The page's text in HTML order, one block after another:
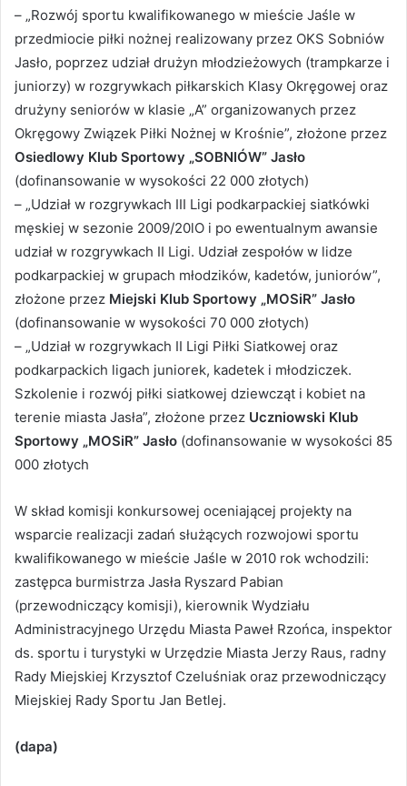
– „Rozwój sportu kwalifikowanego w mieście Jaśle w
przedmiocie piłki nożnej realizowany przez OKS Sobniów
Jasło, poprzez udział drużyn młodzieżowych (trampkarze i
juniorzy) w rozgrywkach piłkarskich Klasy Okręgowej oraz
drużyny seniorów w klasie „A” organizowanych przez
Okręgowy Związek Piłki Nożnej w Krośnie”, złożone przez
Osiedlowy Klub Sportowy „SOBNIÓW” Jasło
(dofinansowanie w wysokości 22 000 złotych)
– „Udział w rozgrywkach III Ligi podkarpackiej siatkówki
męskiej w sezonie 2009/20lO i po ewentualnym awansie
udział w rozgrywkach II Ligi. Udział zespołów w lidze
podkarpackiej w grupach młodzików, kadetów, juniorów”,
złożone przez Miejski Klub Sportowy „MOSiR” Jasło
(dofinansowanie w wysokości 70 000 złotych)
– „Udział w rozgrywkach II Ligi Piłki Siatkowej oraz
podkarpackich ligach juniorek, kadetek i młodziczek.
Szkolenie i rozwój piłki siatkowej dziewcząt i kobiet na
terenie miasta Jasła”, złożone przez Uczniowski Klub
Sportowy „MOSiR” Jasło (dofinansowanie w wysokości 85
000 złotych
W skład komisji konkursowej oceniającej projekty na
wsparcie realizacji zadań służących rozwojowi sportu
kwalifikowanego w mieście Jaśle w 2010 rok wchodzili:
zastępca burmistrza Jasła Ryszard Pabian
(przewodniczący komisji), kierownik Wydziału
Administracyjnego Urzędu Miasta Paweł Rzońca, inspektor
ds. sportu i turystyki w Urzędzie Miasta Jerzy Raus, radny
Rady Miejskiej Krzysztof Czeluśniak oraz przewodniczący
Miejskiej Rady Sportu Jan Betlej.
(dapa)